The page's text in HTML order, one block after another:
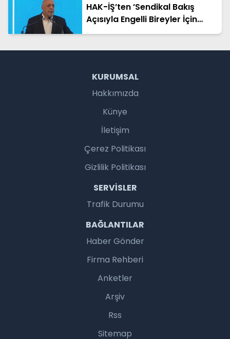
HAK-İŞ’ten ’Sendikal Bakış
Açısıyla Engelli Bireyler İçin
Güçlü Bir Gelecek Çalıştayı’
KURUMSAL
Hakkımızda
Künye
İletişim
Çerez Politikası
Gizlilik Politikası
SERVISLER
Trafik Durumu
BAĞLANTILAR
Haber Gönder
Firma Rehberi
Anketler
Arşiv
Rss
Sitemap